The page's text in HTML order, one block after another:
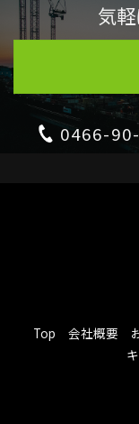
気
0466-
Top 会社概要